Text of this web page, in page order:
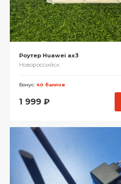
Роутер Huawei ax3
Новороссийск
Бонус: 40 баллов
1 999 ₽